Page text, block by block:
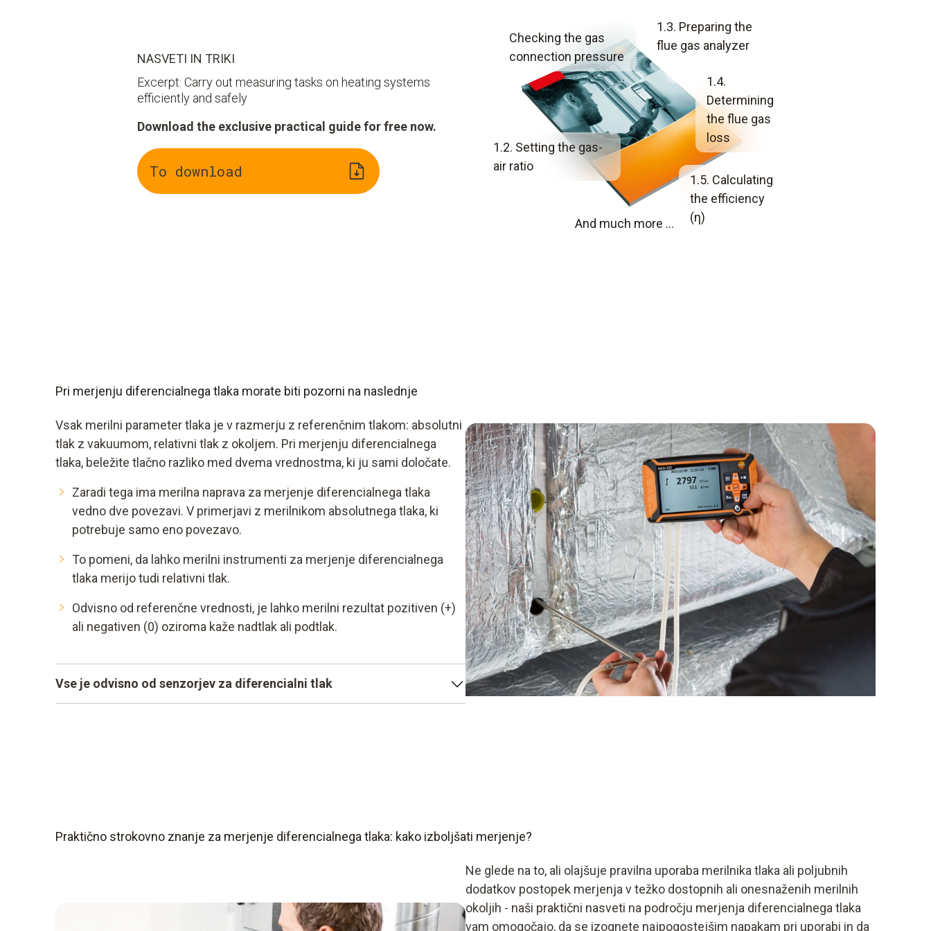
NASVETI IN TRIKI
Excerpt: Carry out measuring tasks on heating systems
efficiently and safely
Download the exclusive practical guide for free now.
To download
Checking the gas
connection pressure
1.2. Setting the gas-
air ratio
1.3. Preparing the
flue gas analyzer
1.4.
Determining
the flue gas
loss
1.5. Calculating
the efficiency
(η)
And much more ...
Pri merjenju diferencialnega tlaka morate biti pozorni na naslednje
Vsak merilni parameter tlaka je v razmerju z referenčnim tlakom: absolutni
tlak z vakuumom, relativni tlak z okoljem. Pri merjenju diferencialnega
tlaka, beležite tlačno razliko med dvema vrednostma, ki ju sami določate.
Zaradi tega ima merilna naprava za merjenje diferencialnega tlaka
vedno dve povezavi. V primerjavi z merilnikom absolutnega tlaka, ki
potrebuje samo eno povezavo.
To pomeni, da lahko merilni instrumenti za merjenje diferencialnega
tlaka merijo tudi relativni tlak.
Odvisno od referenčne vrednosti, je lahko merilni rezultat pozitiven (+)
ali negativen (0) oziroma kaže nadtlak ali podtlak.
Vse je odvisno od senzorjev za diferencialni tlak
Praktično strokovno znanje za merjenje diferencialnega tlaka: kako izboljšati merjenje?
Ne glede na to, ali olajšuje pravilna uporaba merilnika tlaka ali poljubnih
dodatkov postopek merjenja v težko dostopnih ali onesnaženih merilnih
okoljih - naši praktični nasveti na področju merjenja diferencialnega tlaka
vam omogočajo, da se izognete najpogostejšim napakam pri uporabi in da